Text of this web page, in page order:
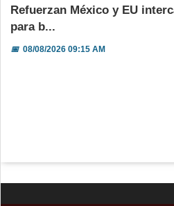
Refuerzan México y EU
para b...
📅08/08/2026 09:15 AM